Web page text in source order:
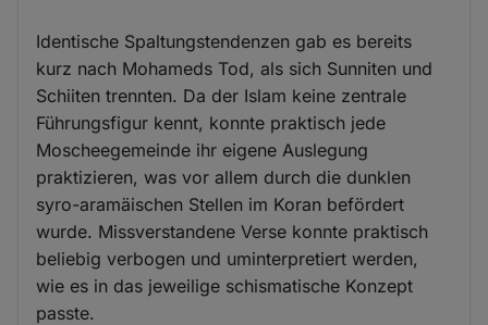
Identische Spaltungstendenzen gab es bereits
kurz nach Mohameds Tod, als sich Sunniten und
Schiiten trennten. Da der Islam keine zentrale
Führungsfigur kennt, konnte praktisch jede
Moscheegemeinde ihr eigene Auslegung
praktizieren, was vor allem durch die dunklen
syro-aramäischen Stellen im Koran befördert
wurde. Missverstandene Verse konnte praktisch
beliebig verbogen und uminterpretiert werden,
wie es in das jeweilige schismatische Konzept
passte.